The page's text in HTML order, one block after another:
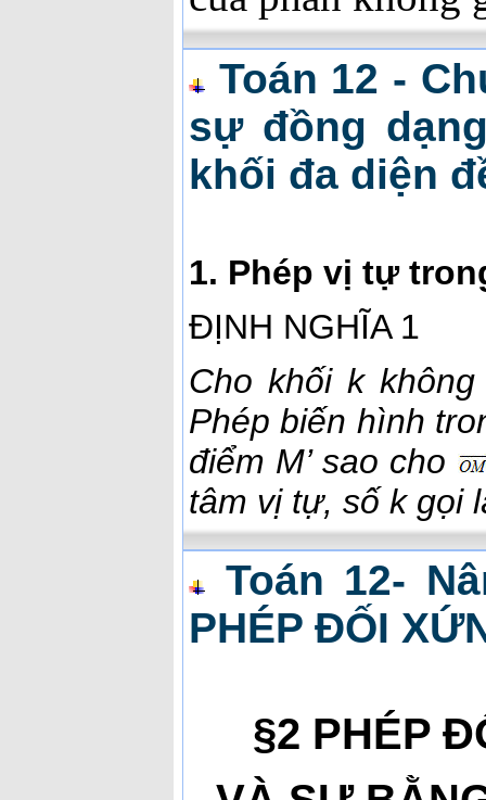
Toán 12 -
sự đồng
khối đa diện
1. Phép vị tự
ĐỊNH NGHĨA 1
Cho khối k
Phép biến hình
điểm M’ sao cho
tâm vị tự, số k gọi
Toán 12-
PHÉP ĐỐI
§2 PHÉP